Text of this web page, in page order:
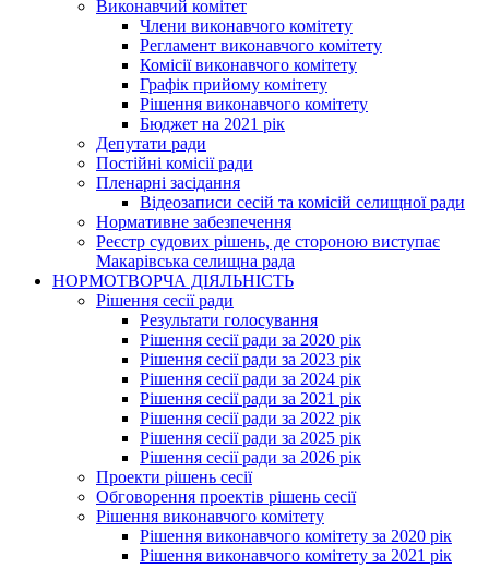
Виконавчий комітет
Члени виконавчого комітету
Регламент виконавчого комітету
Комісії виконавчого комітету
Графік прийому комітету
Рішення виконавчого комітету
Бюджет на 2021 рік
Депутати ради
Постійні комісії ради
Пленарні засідання
Відеозаписи сесій та комісій селищної ради
Нормативне забезпечення
Реєстр судових рішень, де стороною виступає
Макарівська селищна рада
НОРМОТВОРЧА ДІЯЛЬНІСТЬ
Рішення сесії ради
Результати голосування
Рішення сесії ради за 2020 рік
Рішення сесії ради за 2023 рік
Рішення сесії ради за 2024 рік
Рішення сесії ради за 2021 рік
Рішення сесії ради за 2022 рік
Рішення сесії ради за 2025 рік
Рішення сесії ради за 2026 рік
Проекти рішень сесії
Обговорення проектів рішень сесії
Рішення виконавчого комітету
Рішення виконавчого комітету за 2020 рік
Рішення виконавчого комітету за 2021 рік